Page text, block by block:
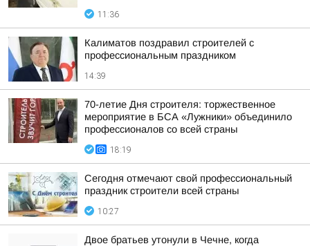
11:36
Калиматов поздравил строителей с
профессиональным праздником
14:39
70-летие Дня строителя: торжественное
мероприятие в БСА «Лужники» объединило
профессионалов со всей страны
18:19
Сегодня отмечают свой профессиональный
праздник строители всей страны
10:27
Двое братьев утонули в Чечне, когда